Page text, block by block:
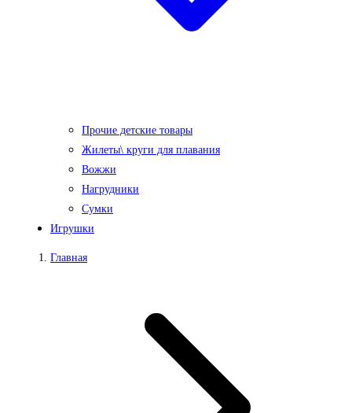
Прочие детские товары
Жилеты\ круги для плавания
Вожжи
Нагрудники
Сумки
Игрушки
Главная